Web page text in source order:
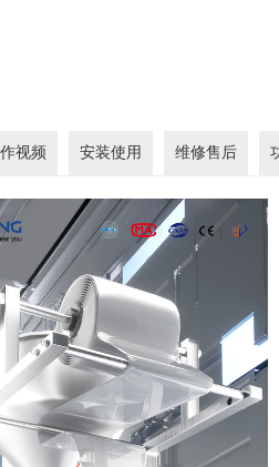
视频 安装使用 维修售后